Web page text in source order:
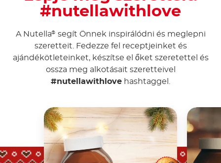
#nutellawithlove
A Nutella® segít Önnek inspirálódni és meglepni
szeretteit. Fedezze fel receptjeinket és
ajándékötleteinket, készítse el őket szeretettel és
ossza meg alkotásait szeretteivel
#nutellawithlove hashtaggel.